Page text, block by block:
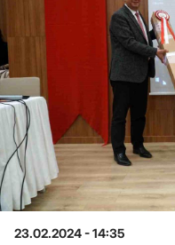
23.02.2024 - 14:35